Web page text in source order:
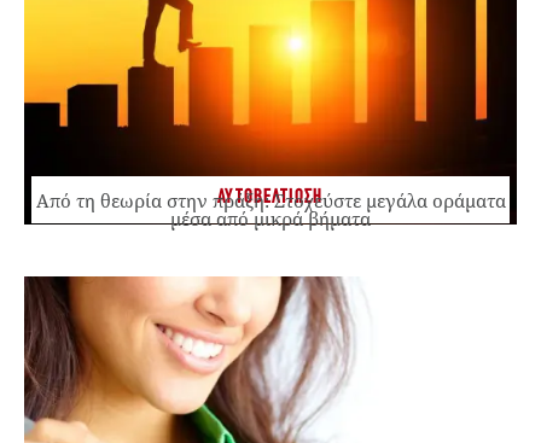
ΑΥΤΟΒΕΛΤΙΩΣΗ
Από τη θεωρία στην πράξη: Στοχεύστε μεγάλα οράματα
μέσα από μικρά βήματα